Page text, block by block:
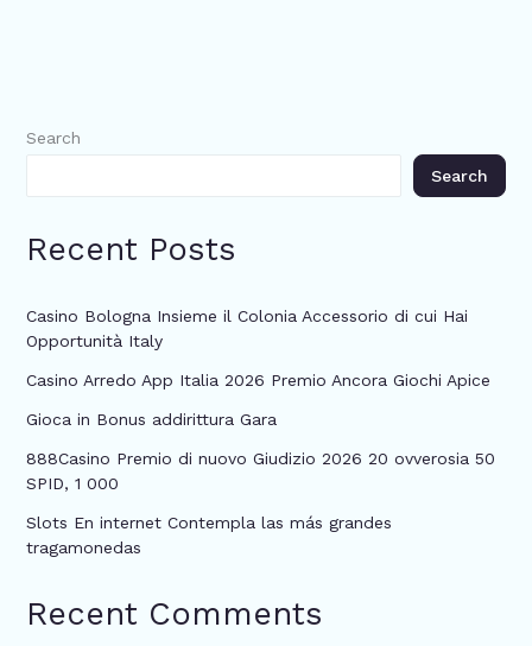
Search
Search
Recent Posts
Casino Bologna Insieme il Colonia Accessorio di cui Hai
Opportunità Italy
Casino Arredo App Italia 2026 Premio Ancora Giochi Apice
Gioca in Bonus addirittura Gara
888Casino Premio di nuovo Giudizio 2026 20 ovverosia 50
SPID, 1 000
Slots En internet Contempla las más grandes
tragamonedas
Recent Comments